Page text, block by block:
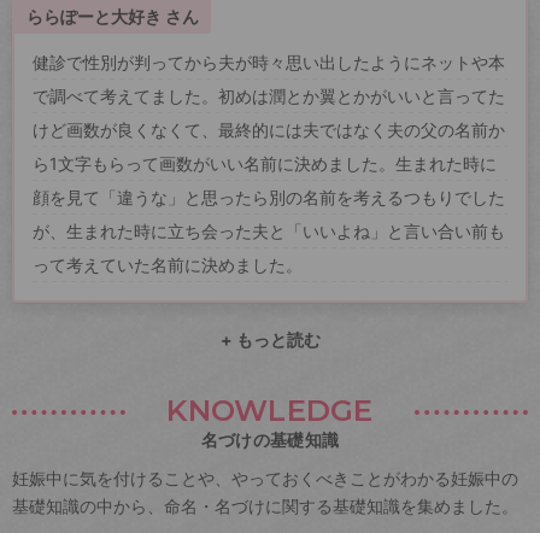
ららぽーと大好き さん
健診で性別が判ってから夫が時々思い出したようにネットや本
で調べて考えてました。初めは潤とか翼とかがいいと言ってた
けど画数が良くなくて、最終的には夫ではなく夫の父の名前か
ら1文字もらって画数がいい名前に決めました。生まれた時に
顔を見て「違うな」と思ったら別の名前を考えるつもりでした
が、生まれた時に立ち会った夫と「いいよね」と言い合い前も
って考えていた名前に決めました。
+ もっと読む
KNOWLEDGE
名づけの基礎知識
妊娠中に気を付けることや、やっておくべきことがわかる妊娠中の
基礎知識の中から、命名・名づけに関する基礎知識を集めました。